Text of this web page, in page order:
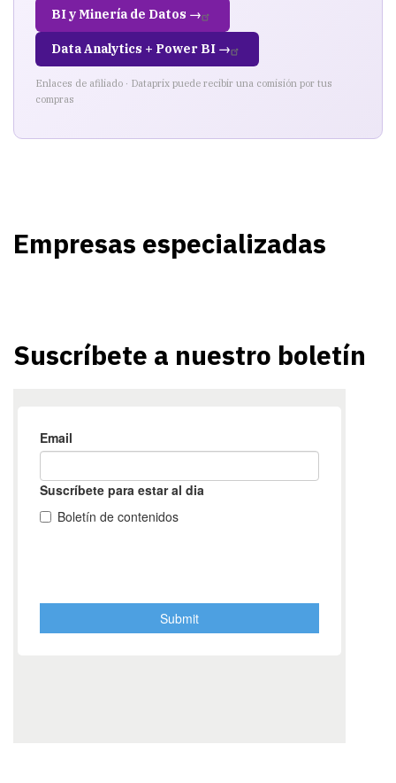
BI y Minería de Datos →
Data Analytics + Power BI →
Enlaces de afiliado · Dataprix puede recibir una comisión por tus
compras
Empresas especializadas
Suscríbete a nuestro boletín